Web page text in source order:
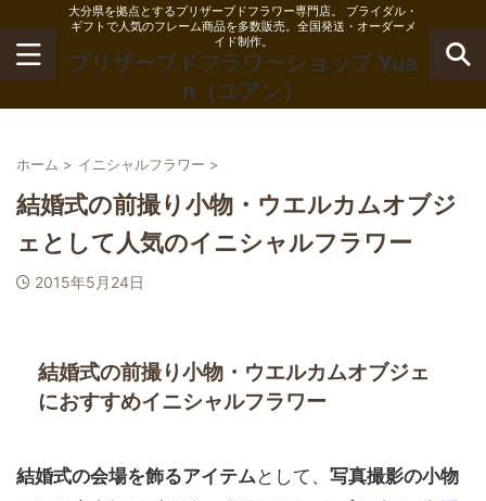
大分県を拠点とするプリザーブドフラワー専門店。 ブライダル・
ギフトで人気のフレーム商品を多数販売。全国発送・オーダーメ
イド制作。
プリザーブドフラワーショップ Yua
n（ユアン）
ホーム > イニシャルフラワー >
結婚式の前撮り小物・ウエルカムオブジ
ェとして人気のイニシャルフラワー
2015年5月24日
結婚式の前撮り小物・ウエルカムオブジェ
におすすめイニシャルフラワー
結婚式の会場を飾るアイテムとして、 写真撮影の小物